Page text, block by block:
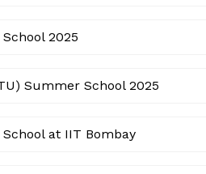
2025
Summer School 2025
at IIT Bombay